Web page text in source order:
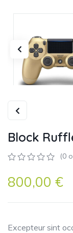
Block
out
of
de
(0
800,00 €
Excepteur sint